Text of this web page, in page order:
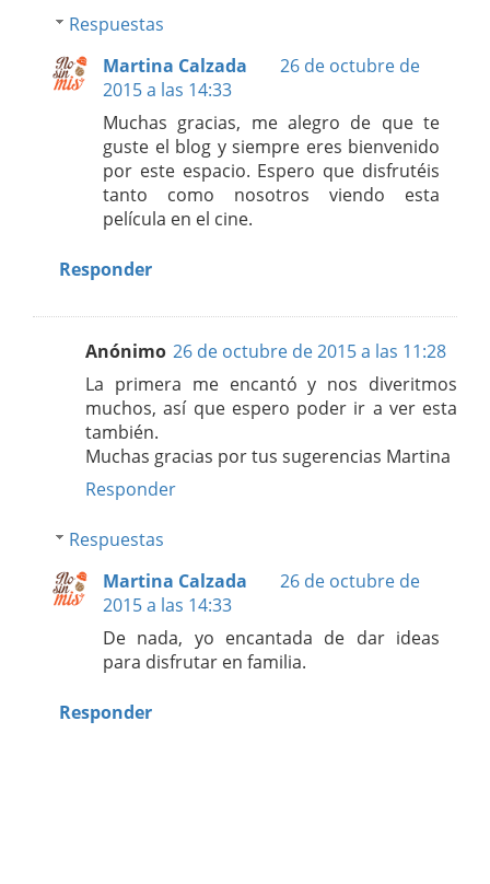
Respuestas
Martina Calzada
26 de octubre de
2015 a las 14:33
Muchas gracias, me alegro de que te
guste el blog y siempre eres bienvenido
por este espacio. Espero que disfrutéis
tanto como nosotros viendo esta
película en el cine.
Responder
Anónimo 26 de octubre de 2015 a las 11:28
La primera me encantó y nos diveritmos
muchos, así que espero poder ir a ver esta
también.
Muchas gracias por tus sugerencias Martina
Responder
Respuestas
Martina Calzada
26 de octubre de
2015 a las 14:33
De nada, yo encantada de dar ideas
para disfrutar en familia.
Responder